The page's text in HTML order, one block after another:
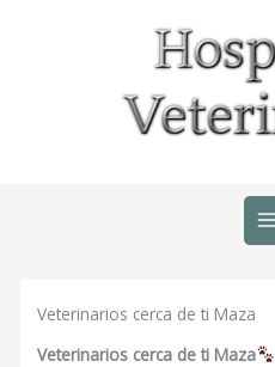
Veterinarios cerca de ti Maza
Veterinarios cerca de ti Maza